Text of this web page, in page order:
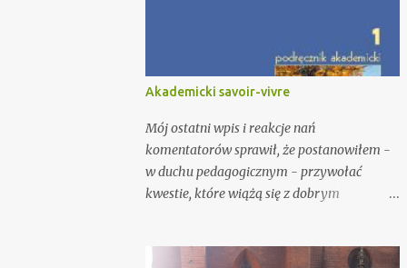
Akademicki savoir-vivre
Mój ostatni wpis i reakcje nań
komentatorów sprawił, że postanowiłem -
w duchu pedagogicznym - przywołać
kwestie, które wiążą się z dobrym
grzecznością wobec adresata ma niewiele